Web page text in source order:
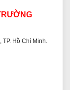
Hồ Chí Minh.